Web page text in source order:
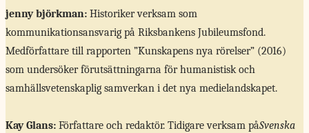
jenny björkman: Historiker verksam som
kommunikationsansvarig på Riksbankens Jubileumsfond.
Medförfattare till rapporten ”Kunskapens nya rörelser” (2016)
som undersöker förutsättningarna för humanistisk och
samhällsvetenskaplig samverkan i det nya medielandskapet.
Kay Glans: Författare och redaktör. Tidigare verksam påSvenska